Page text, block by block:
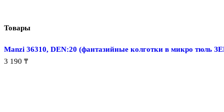
странице
выбрать
Товары
Manzi 36310, DEN:20 (фантазийные колготки в микро тюль
3 190 ₸